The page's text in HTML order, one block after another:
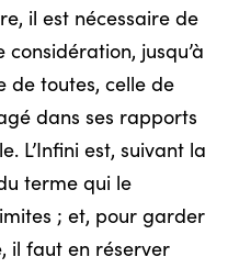
il est nécessaire de
jusqu’à
de toutes, celle de
dans ses rapports
L’Infini est, suivant la
terme qui le
; et, pour garder
il faut en réserver